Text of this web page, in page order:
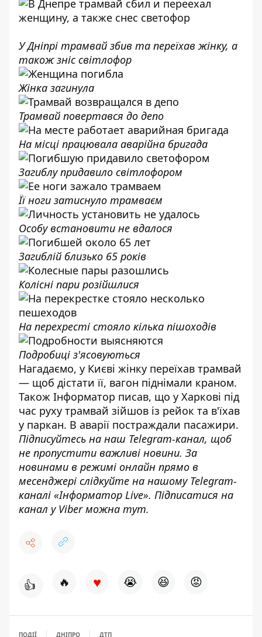
У Дніпрі трамвай збив та переїхав жінку, а
також зніс світлофор
Жінка загинула
Трамвай повертався до депо
На місці працювала аварійна бригада
Загиблу придавило світлофором
Її ноги затиснуло трамваєм
Особу встановити не вдалося
Загиблій близько 65 років
Колісні пари розійшлися
На перехресті стояло кілька пішоходів
Подробиці з'ясовуються
Нагадаємо, у Києві жінку переїхав трамвай
— щоб дістати її, вагон піднімали краном.
Також Інформатор писав, що у Харкові під
час руху трамвай зійшов із рейок та в'їхав
у паркан. В аварії постраждали пасажири.
Підписуйтесь на наш Telegram-канал, щоб
не пропустити важливі новини. За
новинами в режимі онлайн прямо в
месенджері слідкуйте на нашому Telegram-
каналі «Інформатор Live». Підписатися на
канал у Viber можна тут.
👍 🔥 ♥ 😭 😆 😡
ПОДІЇ ДНІПРО ДТП